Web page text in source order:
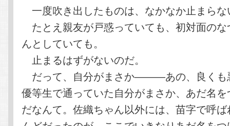
一度吹き出したものは、なかなか止まらな
たとえ親友が戸惑っていても、初対面の
んとしていても。
止まるはずがないのだ。
だって、自分がまさか―――あの、良くも
優等生で通っていた自分がまさか、あだ名
だなんて。佐織ちゃん以外には、苗字で呼